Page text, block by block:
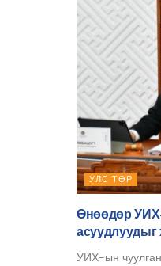
УЛС ТӨР
Өнөөдөр
асуудлуудыг
УИХ-ын